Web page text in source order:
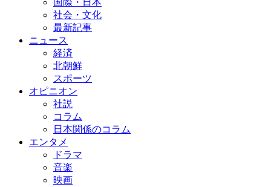
社会・文化
最新記事
ニュース
経済
北朝鮮
スポーツ
オピニオン
社説
コラム
日本関係のコラム
エンタメ
ドラマ
音楽
映画